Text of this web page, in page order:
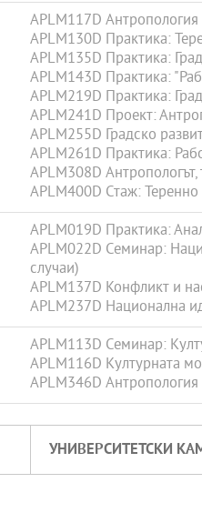
APLM117D Антропология
APLM130D Практика:
APLM135D Практика:
APLM143D Практика:
APLM219D Практика:
APLM241D Проект:
APLM255D Градско
APLM261D Практика:
APLM308D Антропологът,
APLM400D Стаж:
APLM019D Практика:
APLM022D Семинар:
случаи)
APLM137D Конфликт и
APLM237D Национална
APLM113D Семинар:
APLM116D Културната
APLM346D Антропология
УНИВЕРСИТЕТСКИ